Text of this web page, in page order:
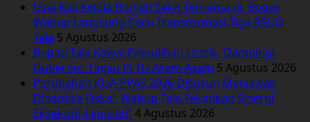
Usai Kaji Kelola Rumah Sakit Ternama di Bogor,
Wabup Langsung Pacu Transformasi Tiga RSUD
Tala 5 Agustus 2026
Bupati Tala Kawal Pemulihan Listrik, Dampingi
Gubernur Tinjau PLTU Asam-Asam 5 Agustus 2026
Perubahan KUA-PPAS 2026 Disusun Menjawab
Dinamika Fiskal, Wabup Tala Tekankan Sinergi
Eksekutif-Legislatif4 Agustus 2026